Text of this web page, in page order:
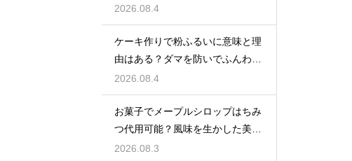
技
2026.08.4
ケーキ作りで粉ふるいに意味と理
由はある？ダマを防いでふんわり
と軽い生地に焼き上げるための基
本
2026.08.4
お菓子でメープルシロップはちみ
つ代用可能？風味を生かした美味
しい技
2026.08.3